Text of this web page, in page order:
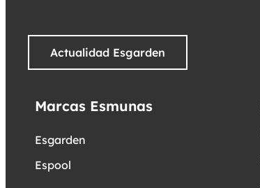
Actualidad Esgarden
Marcas Esmunas
Esgarden
Espool